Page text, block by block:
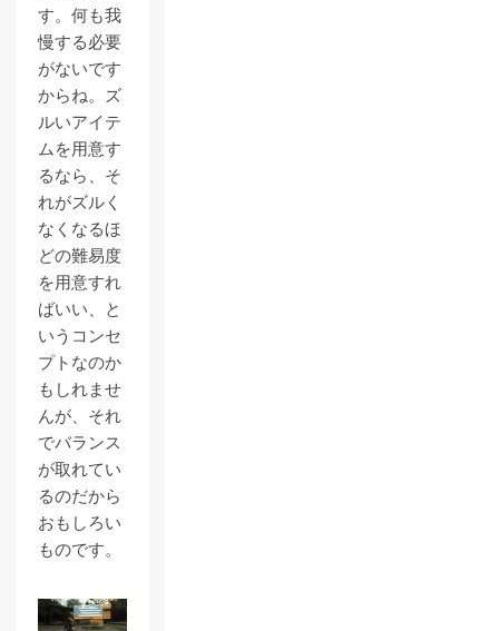
す。何も我
慢する必要
がないです
からね。ズ
ルいアイテ
ムを用意す
るなら、そ
れがズルく
なくなるほ
どの難易度
を用意すれ
ばいい、と
いうコンセ
プトなのか
もしれませ
んが、それ
でバランス
が取れてい
るのだから
おもしろい
ものです。